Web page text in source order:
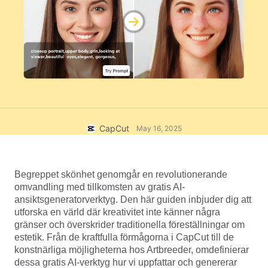
Text och ljud
Automatiska undertexter
Taligenkänning
Text till tal
Förbättra röst
Reducera brus
Bild
Marknadsföring
Livsstil och vloggar
Anpassad design
Resurser
Marknadstrender
Toppval
Trender och tips för mallar
Mer
Branschmallar
Sammanfattningsmallar
Förtroendecenter
Hjälpcenter
Öppna CapCut
CapCut May 16, 2025
Begreppet skönhet genomgår en revolutionerande
omvandling med tillkomsten av gratis AI-
ansiktsgeneratorverktyg. Den här guiden inbjuder dig att
utforska en värld där kreativitet inte känner några
gränser och överskrider traditionella föreställningar om
estetik. Från de kraftfulla förmågorna i CapCut till de
konstnärliga möjligheterna hos Artbreeder, omdefinierar
dessa gratis AI-verktyg hur vi uppfattar och genererar